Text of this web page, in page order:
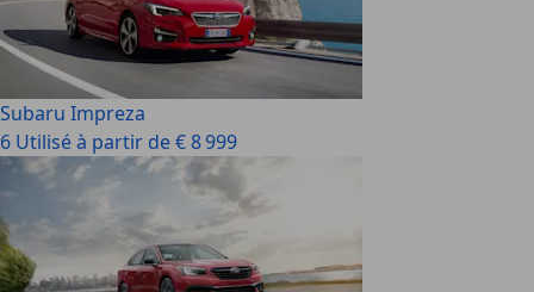
Subaru Impreza
6 Utilisé à partir de € 8 999